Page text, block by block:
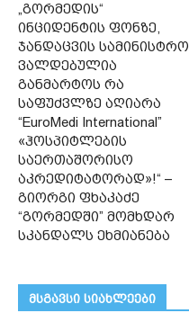
„გორმედის“
ინციდენტის ფონზე,
ჯანდაცვის სამინისტრო
ვალდებულია
განმარტოს რა
საფუძვლზე აღიარა
“EuroMedi International”
«ჰოსპიტლების
საერთაშორისო
აკრედიტატორად»!“ –
გიორგი ფხაკაძე
“გორმედში” მომხდარ
სკანდალს ეხმიანება
მსგავსი სიახლეები